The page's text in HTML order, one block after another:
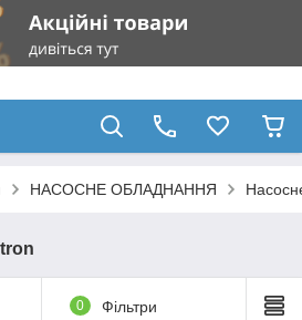
НАСОСНЕ ОБЛАДНАННЯ
0 Фільтри